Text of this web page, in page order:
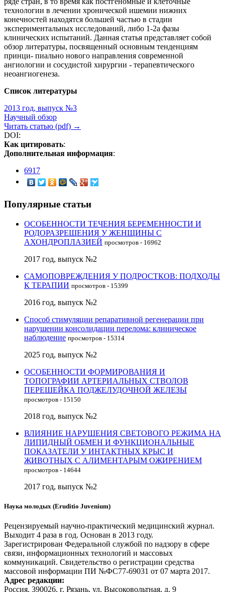
технологии в лечении хронической ишемии нижних
конечностей находятся большей частью в стадии
экспериментальных исследований, либо 1-2а фазы
клинических испытаний. Данная статья представляет собой
обзор литературы, посвященный основным тенденциям
принци- пиально нового направления современной
ангиологии и сосудистой хирургии - терапевтического
неоангиогенеза.
Список литературы
2013 год, выпуск №3
Научный обзор
Читать статью (pdf) →
DOI:
Как цитировать:
Дополнительная информация:
6917
Популярные статьи
ОСОБЕННОСТИ ТЕЧЕНИЯ БЕРЕМЕННОСТИ И
РОДОРАЗРЕШЕНИЯ У ЖЕНЩИНЫ С
АХОНДРОПЛАЗИЕЙ просмотров - 16962
2017 год, выпуск №2
САМОПОВРЕЖДЕНИЯ У ПОДРОСТКОВ: ПОДХОДЫ
К ТЕРАПИИ просмотров - 15399
2016 год, выпуск №2
Способ стимуляции репаративной регенерации при
нарушении консолидации перелома: клиническое
наблюдение просмотров - 15314
2025 год, выпуск №2
ОСОБЕННОСТИ ФОРМИРОВАНИЯ И
ТОПОГРАФИИ АРТЕРИАЛЬНЫХ СТВОЛОВ
ПЕРЕШЕЙКА ПОДЖЕЛУДОЧНОЙ ЖЕЛЕЗЫ
просмотров - 15150
2018 год, выпуск №2
ВЛИЯНИЕ НАРУШЕНИЯ СВЕТОВОГО РЕЖИМА НА
ЛИПИДНЫЙ ОБМЕН И ФУНКЦИОНАЛЬНЫЕ
ПОКАЗАТЕЛИ У ИНТАКТНЫХ КРЫС И
ЖИВОТНЫХ С АЛИМЕНТАРЫМ ОЖИРЕНИЕМ
просмотров - 14644
2017 год, выпуск №2
Наука молодых (Eruditio Juvenium)
Рецензируемый научно-практический медицинский журнал.
Выходит 4 раза в год. Основан в 2013 году.
Зарегистрирован Федеральной службой по надзору в сфере
связи, информационных технологий и массовых
коммуникаций. Свидетельство о регистрации средства
массовой информации ПИ №ФС77-69031 от 07 марта 2017.
Адрес редакции:
Россия, 390026, г. Рязань, ул. Высоковольтная, д. 9